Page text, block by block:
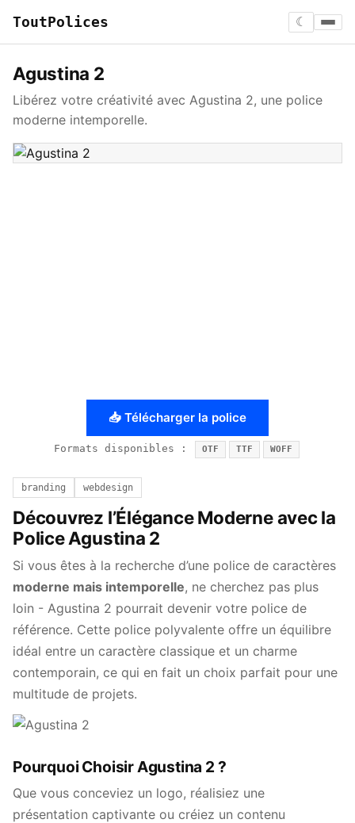
ToutPolices ☾
Agustina 2
Libérez votre créativité avec Agustina 2, une police
moderne intemporelle.
📥 Télécharger la police
Formats disponibles : OTF TTF WOFF
branding webdesign
Découvrez l’Élégance Moderne avec la
Police Agustina 2
Si vous êtes à la recherche d’une police de caractères
moderne mais intemporelle, ne cherchez pas plus
loin - Agustina 2 pourrait devenir votre police de
référence. Cette police polyvalente offre un équilibre
idéal entre un caractère classique et un charme
contemporain, ce qui en fait un choix parfait pour une
multitude de projets.
Pourquoi Choisir Agustina 2 ?
Que vous conceviez un logo, réalisiez une
présentation captivante ou créiez un contenu